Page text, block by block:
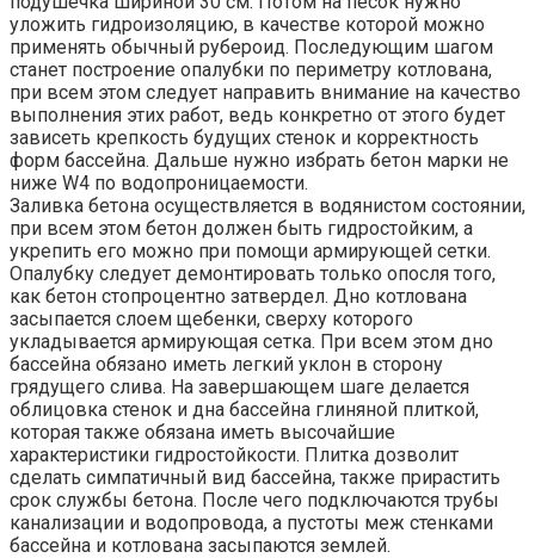
уложить гидроизоляцию, в качестве которой можно
применять обычный рубероид. Последующим шагом
станет построение опалубки по периметру котлована,
при всем этом следует направить внимание на качество
выполнения этих работ, ведь конкретно от этого будет
зависеть крепкость будущих стенок и корректность
форм бассейна. Дальше нужно избрать бетон марки не
ниже W4 по водопроницаемости.
Заливка бетона осуществляется в водянистом состоянии,
при всем этом бетон должен быть гидростойким, а
укрепить его можно при помощи армирующей сетки.
Опалубку следует демонтировать только опосля того,
как бетон стопроцентно затвердел. Дно котлована
засыпается слоем щебенки, сверху которого
укладывается армирующая сетка. При всем этом дно
бассейна обязано иметь легкий уклон в сторону
грядущего слива. На завершающем шаге делается
облицовка стенок и дна бассейна глиняной плиткой,
которая также обязана иметь высочайшие
характеристики гидростойкости. Плитка дозволит
сделать симпатичный вид бассейна, также прирастить
срок службы бетона. После чего подключаются трубы
канализации и водопровода, а пустоты меж стенками
бассейна и котлована засыпаются землей.